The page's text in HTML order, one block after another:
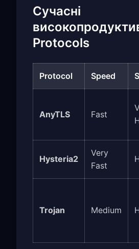
Сучасні
Protocols
Protocol Speed
AnyTLS Fast
Hysteria2
Very
Fast
Trojan Medium